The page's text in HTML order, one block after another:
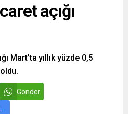
açığı
Mart’ta yıllık yüzde 0,5
Gönder